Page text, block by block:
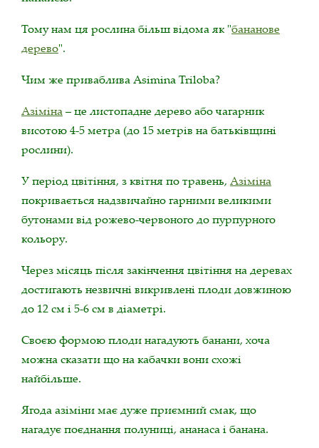
Тому нам ця рослина більш відома як "бананове
дерево".
Чим же приваблива Asimina Triloba?
Азіміна– це листопадне дерево або чагарник
висотою 4-5 метра (до 15 метрів на батьківщині
рослини).
У період цвітіння, з квітня по травень, Азіміна
покривається надзвичайно гарними великими
бутонами від рожево-червоного до пурпурного
кольору.
Через місяць після закінчення цвітіння на деревах
достигають незвичні викривлені плоди довжиною
до 12 см і 5-6 см в діаметрі.
Своєю формою плоди нагадують банани, хоча
можна сказати що на кабачки вони схожі
найбільше.
Ягода азіміни має дуже приємний смак, що
нагадує поєднання полуниці, ананаса і банана.